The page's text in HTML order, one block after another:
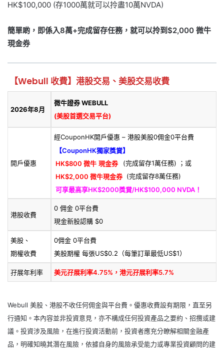
HK$100,000 (存1000萬就可以拎盡10萬NVDA)
簡單啲，即係入8萬+完成留存任務，就可以拎到$2,000 微牛
現金券
【Webull 收費】港股交易、美股交易收費
2026年8月
微牛證券WEBULL
(美股首選交易平台)
開戶優惠
經CouponHK開戶優惠 – 港股美股0佣金0平台費
【CouponHK獨家獎賞】
HK$800 微牛 現金券
(完成留存1萬任務) ；或
HK$2,000 微牛現金券 (完成留存8萬任務)
可享最高享HK$2000獎賞/HK$100,000 NVDA！
港股收費
0 佣金 0平台費
現金新股認購 $0
美股、
期權收費
0佣金 0平台費
美股期權 每張US$0.2（每筆訂單最低US$1）
孖展年利率 美元孖展利率4.75%，港元孖展利率5.7%
Webull 美股、港股不收任何佣金與平台費。優惠收費設有期限，直至另
行通知。本內容並非投資意見，亦不構成任何投資產品之要約、招攬或建
議。投資涉及風險，在進行投資活動前，投資者應充分瞭解相關金融產
品，明確知曉其潛在風險，依據自身的風險承受能力或專業投資顧問的建